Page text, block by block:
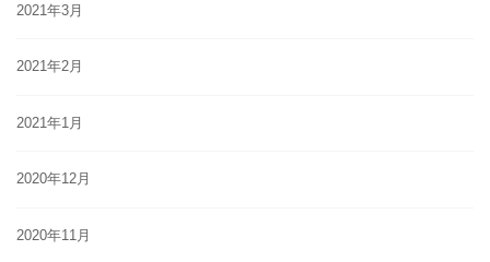
2021年3月
2021年2月
2021年1月
2020年12月
2020年11月